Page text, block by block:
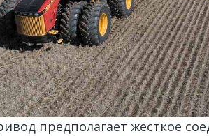
предполагает жесткое